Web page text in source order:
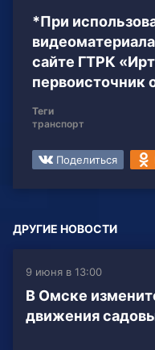
*При
сайте ГТРК
первоисточник
Теги
транспорт
Поделиться
ДРУГИЕ НОВОСТИ
9 июня в 13:00
В Омске
движения